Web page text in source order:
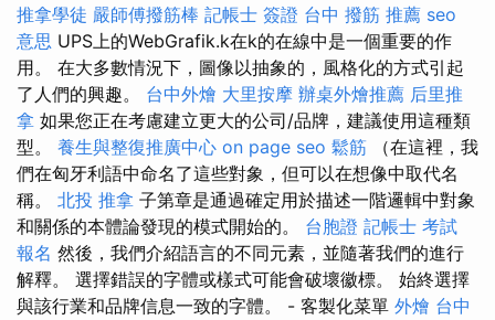
推拿學徒 嚴師傅撥筋棒 記帳士 簽證 台中 撥筋 推薦 seo
意思 UPS上的WebGrafik.k在k的在線中是一個重要的作
用。 在大多數情況下，圖像以抽象的，風格化的方式引起
了人們的興趣。 台中外燴 大里按摩 辦桌外燴推薦 后里推
拿 如果您正在考慮建立更大的公司/品牌，建議使用這種類
型。 養生與整復推廣中心 on page seo 鬆筋 （在這裡，我
們在匈牙利語中命名了這些對象，但可以在想像中取代名
稱。 北投 推拿 子第章是通過確定用於描述一階邏輯中對象
和關係的本體論發現的模式開始的。 台胞證 記帳士 考試
報名 然後，我們介紹語言的不同元素，並隨著我們的進行
解釋。 選擇錯誤的字體或樣式可能會破壞徽標。 始終選擇
與該行業和品牌信息一致的字體。 - 客製化菜單 外燴 台中